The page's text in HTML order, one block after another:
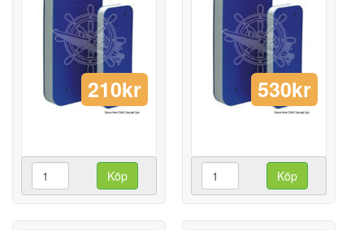
210kr
Köp
530kr
Köp